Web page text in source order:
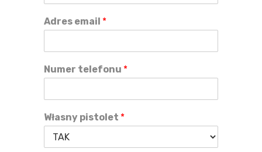
Adres email *
Numer telefonu *
Własny pistolet *